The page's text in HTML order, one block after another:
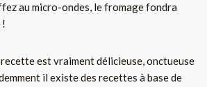
au micro-ondes, le fromage fondra
!
est vraiment délicieuse, onctueuse
il existe des recettes à base de